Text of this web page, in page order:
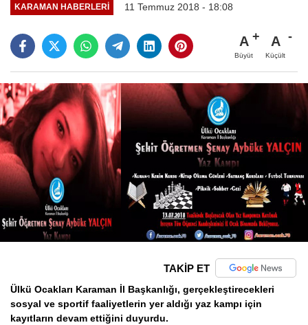
KARAMAN HABERLERI 11 Temmuz 2018 - 18:08
A
Büyüt
A
Küçült
TAKİP ET
Ülkü Ocakları Karaman İl Başkanlığı, gerçekleştirecekleri
sosyal ve sportif faaliyetlerin yer aldığı yaz kampı için
kayıtların devam ettiğini duyurdu.